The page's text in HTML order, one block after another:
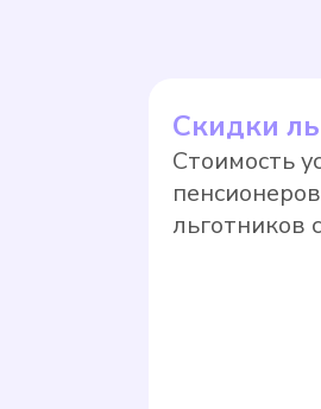
обеспечения
компания вправе
если прибор учета
Оплата по
с поверкой.
Скидки
Стоимость
льготников